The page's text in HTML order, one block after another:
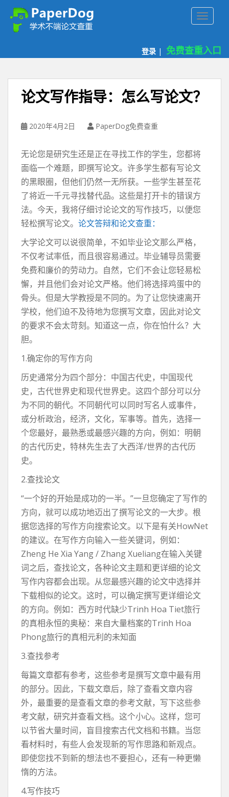
登录 | 免费查重入口
论文写作指导：怎么写论文？
2020年4月2日 PaperDog免费查重
无论您是研究生还是正在寻找工作的学生，您都将
面临一个难题，即撰写论文。许多学生都有写论文
的黑眼圈，但他们仍然一无所获。一些学生甚至花
了将近一千元寻找替代品。这些是打开卡的错误方
法。今天，我将仔细讨论论文的写作技巧，以便您
轻松撰写论文。 论文答辩和论文查重：
大学论文可以说很简单，不如毕业论文那么严格，
不仅考试率低，而且很容易通过。毕业辅导员需要
免费和廉价的劳动力。自然，它们不会让您轻易松
懈，并且他们会对论文严格。他们将选择鸡蛋中的
骨头。但是大学教授是不同的。为了让您快速离开
学校，他们迫不及待地为您撰写文章，因此对论文
的要求不会太苛刻。知道这一点，你在怕什么？大
胆。
1.确定你的写作方向
历史通常分为四个部分：中国古代史，中国现代
史，古代世界史和现代世界史。这四个部分可以分
为不同的朝代。不同朝代可以同时写名人或事件，
或分析政治，经济，文化，军事等。首先，选择一
个您最好，最熟悉或最感兴趣的方向，例如：明朝
的古代历史，特林先生去了大西洋/世界的古代历
史。
2.查找论文
“一个好的开始是成功的一半。”一旦您确定了写作的
方向，就可以成功地迈出了撰写论文的一大步。根
据您选择的写作方向搜索论文。以下是有关HowNet
的建议。在写作方向输入一些关键词，例如：
Zheng He Xia Yang / Zhang Xueliang在输入关键
词之后，查找论文，各种论文主题和更详细的论文
写作内容都会出现。从您最感兴趣的论文中选择并
下载相似的论文。这时，可以确定撰写更详细论文
的方向。例如：西方时代缺少Trinh Hoa Tiet旅行
的真相永恒的奥秘：来自大量档案的Trinh Hoa
Phong旅行的真相元利的未知面
3.查找参考
每篇文章都有参考，这些参考是撰写文章中最有用
的部分。因此，下载文章后，除了查看文章内容
外，最重要的是查看文章的参考文献，写下这些参
考文献，研究并查看文档。这个小心。这样，您可
以节省大量时间，盲目搜索古代文档和书籍。当您
看材料时，有些人会发现新的写作思路和新观点。
即使您找不到新的想法也不要担心，还有一种更懒
惰的方法。
4.写作技巧